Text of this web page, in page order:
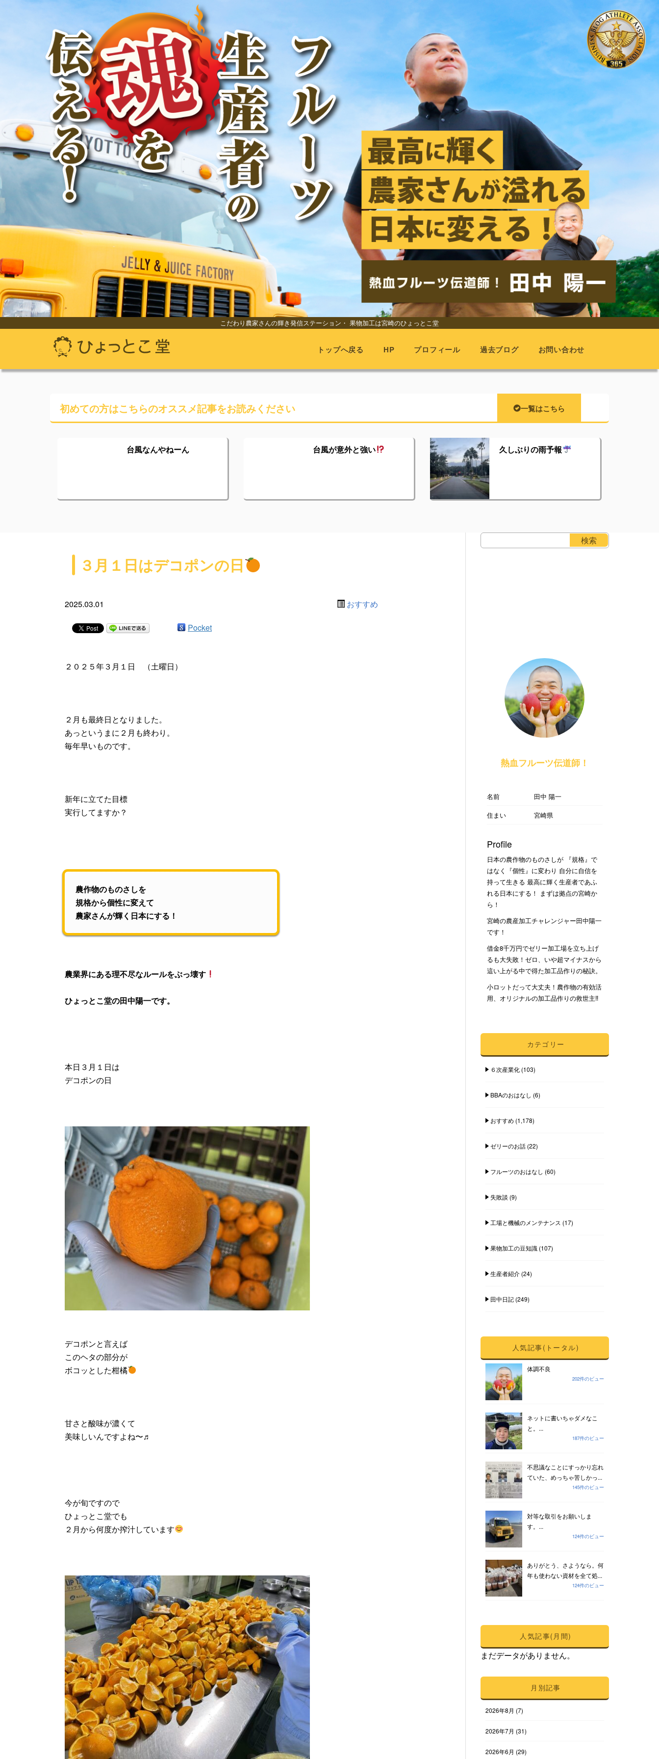
こだわり農家さんの輝き発信ステーション・ 果物加工は宮崎のひょっとこ堂
トップへ戻る HP プロフィール 過去ブログ お問い合わせ
初めての方はこちらのオススメ記事をお読みください 一覧はこちら
台風なんやねーん 台風が意外と強い 久しぶりの雨予報
３月１日はデコポンの日
2025.03.01 おすすめ
Pocket
２０２５年３月１日 （土曜日）
２月も最終日となりました。
あっというまに２月も終わり。
毎年早いものです。
新年に立てた目標
実行してますか？
農作物のものさしを
規格から個性に変えて
農家さんが輝く日本にする！
農業界にある理不尽なルールをぶっ壊す
ひょっとこ堂の田中陽一です。
本日３月１日は
デコポンの日
デコポンと言えば
このヘタの部分が
ボコッとした柑橘
甘さと酸味が濃くて
美味しいんですよね〜♬
今が旬ですので
ひょっとこ堂でも
２月から何度か搾汁しています
熱血フルーツ伝道師！
名前
田中 陽一
住まい
宮崎県
Profile
日本の農作物のものさしが 『規格』で
はなく『個性』に変わり 自分に自信を
持って生きる 最高に輝く生産者であふ
れる日本にする！ まずは拠点の宮崎か
ら！
宮崎の農産加工チャレンジャー田中陽一
です！
借金8千万円でゼリー加工場を立ち上げ
るも大失敗！ゼロ、いや超マイナスから
這い上がる中で得た加工品作りの秘訣。
小ロットだって大丈夫！農作物の有効活
用、オリジナルの加工品作りの救世主‼︎
カテゴリー
６次産業化(103)
BBAのおはなし (6)
おすすめ (1,178)
ゼリーのお話(22)
フルーツのおはなし (60)
失敗談 (9)
工場と機械のメンテナンス (17)
果物加工の豆知識(107)
生産者紹介(24)
田中日記(249)
人気記事(トータル)
体調不良
202件のビュー
ネットに書いちゃダメなこ
と。...
187件のビュー
不思議なことにすっかり忘れ
ていた、めっちゃ苦しかっ...
145件のビュー
対等な取引をお願いしま
す。...
124件のビュー
ありがとう、さようなら。何
年も使わない資材を全て処...
124件のビュー
人気記事(月間)
まだデータがありません。
月別記事
2026年8月 (7)
2026年7月 (31)
2026年6月 (29)